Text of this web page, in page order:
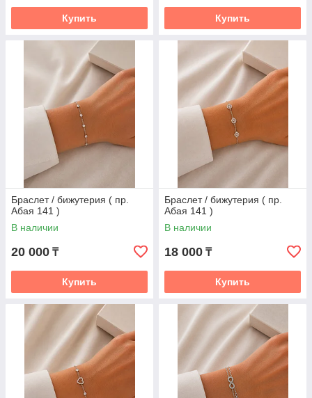
Купить Купить
Браслет / бижутерия ( пр.
Абая 141 )
В наличии
20 000 ₸
Купить
Браслет / бижутерия ( пр.
Абая 141 )
В наличии
18 000 ₸
Купить